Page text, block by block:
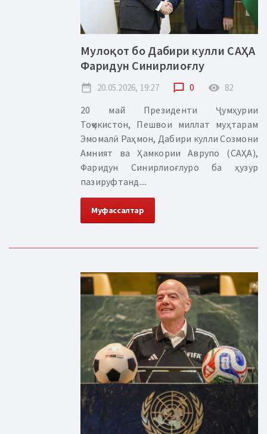
Мулоқот бо Дабири кулли САҲА
Фаридун Синирлиоғлу
date_range 20.05.2026, 19:27 chat_bubble_outline 0 remove_red_eye 82
20 май Президенти Ҷумҳурии
Тоҷикистон, Пешвои миллат муҳтарам
Эмомалӣ Раҳмон, Дабири кулли Созмони
Амният ва Ҳамкории Аврупо (САҲА),
Фаридун Синирлиоғлуро ба ҳузур
пазируфтанд....
Муфассалтар